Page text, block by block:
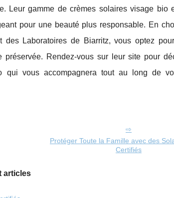
Leur gamme de crèmes solaires visage bio
pour une beauté plus responsable. En
Laboratoires de Biarritz, vous optez
Rendez-vous sur leur site pour
vous accompagnera tout au long de
Protéger Toute la Famille avec des
Certifiés
articles